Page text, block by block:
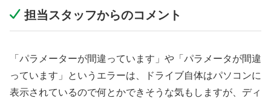
担当スタッフからのコメント
「パラメーターが間違っています」や「パラメータが間違
っています」というエラーは、ドライブ自体はパソコンに
表示されているので何とかできそうな気もしますが、ディ